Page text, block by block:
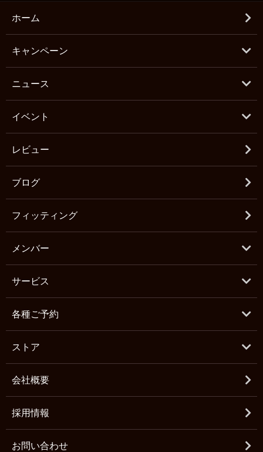
ホーム
キャンペーン
ニュース
イベント
レビュー
ブログ
フィッティング
メンバー
サービス
各種ご予約
ストア
会社概要
採用情報
お問い合わせ